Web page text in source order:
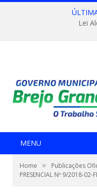
Lei
MENU
Home » Publicações
PRESENCIAL Nº 9/2018-02-